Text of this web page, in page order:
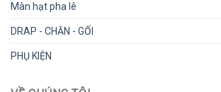
Màn hạt pha lê
DRAP - CHĂN - GỐI
PHỤ KIỆN